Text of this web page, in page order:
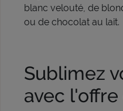
blanc velouté, de
ou de chocolat au lait.
Sublimez
avec